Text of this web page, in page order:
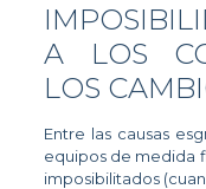
A LOS
LOS
Entre las causas
equipos de medida
imposibilitados